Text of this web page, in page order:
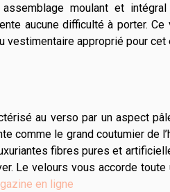
moulant et
aucune difficulté à porter.
vestimentaire approprié pour cet
au verso par un aspect
comme le grand coutumier de
fibres pures et
Le velours vous accorde
en ligne